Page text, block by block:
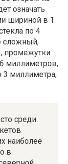
означать
шириной в 1
по 4
сложный,
промежутки
миллиметров,
3 миллиметра,
среди
наиболее
в